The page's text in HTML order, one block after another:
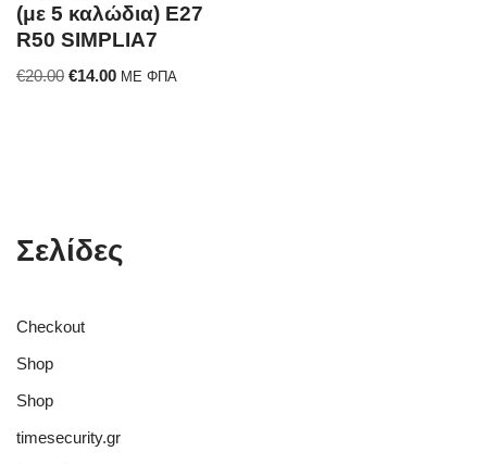
(με 5 καλώδια) E27
R50 SIMPLIA7
€20.00 €14.00 ΜΕ ΦΠΑ
Σελίδες
Checkout
Shop
Shop
timesecurity.gr